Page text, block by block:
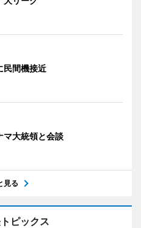
民間機接近
マ大統領と会談
見る
ピックス